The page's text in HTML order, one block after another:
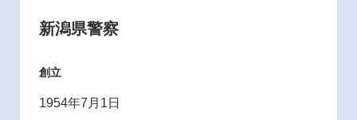
新潟県警察
創立
1954年7月1日